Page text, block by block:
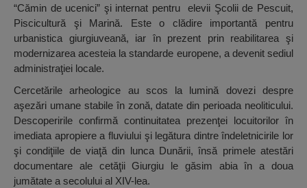
“Cămin de ucenici” şi internat pentru elevii Şcolii de Pescuit,
Piscicultură şi Marină. Este o clădire importantă pentru
urbanistica giurgiuveană, iar în prezent prin reabilitarea şi
modernizarea acesteia la standarde europene, a devenit sediul
administraţiei locale.
Cercetările arheologice au scos la lumină dovezi despre
aşezări umane stabile în zonă, datate din perioada neoliticului.
Descoperirile confirmă continuitatea prezenţei locuitorilor în
imediata apropiere a fluviului şi legătura dintre îndeletnicirile lor
şi condiţiile de viaţă din lunca Dunării, însă primele atestări
documentare ale cetăţii Giurgiu le găsim abia în a doua
jumătate a secolului al XIV-lea.